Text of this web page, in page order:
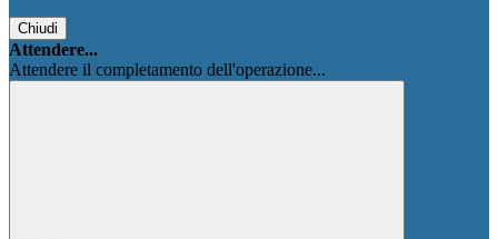
Chiudi
Attendere...
Attendere il completamento dell'operazione...